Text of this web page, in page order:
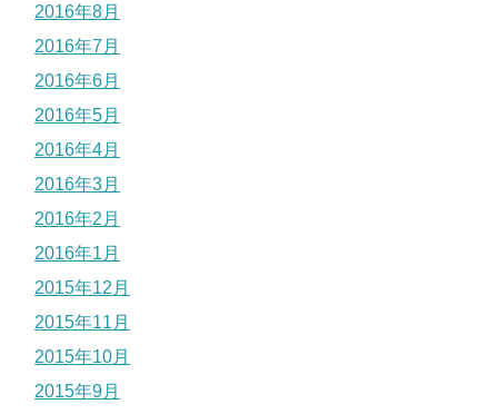
2016年8月
2016年7月
2016年6月
2016年5月
2016年4月
2016年3月
2016年2月
2016年1月
2015年12月
2015年11月
2015年10月
2015年9月